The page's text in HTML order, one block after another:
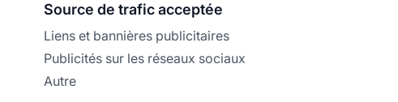
Source de trafic acceptée
Liens et bannières publicitaires
Publicités sur les réseaux sociaux
Autre